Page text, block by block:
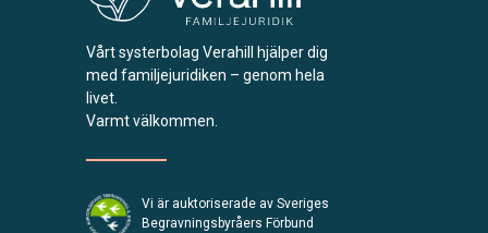
Vårt systerbolag Verahill hjälper dig
med familjejuridiken – genom hela
livet.
Varmt välkommen.
Vi är auktoriserade av Sveriges
Begravningsbyråers Förbund